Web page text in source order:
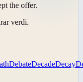
the offer.
verdi.
DebateDecadeDecay